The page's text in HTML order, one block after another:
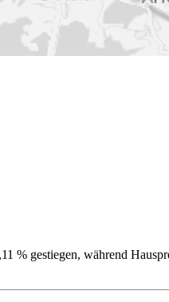
% gestiegen, während